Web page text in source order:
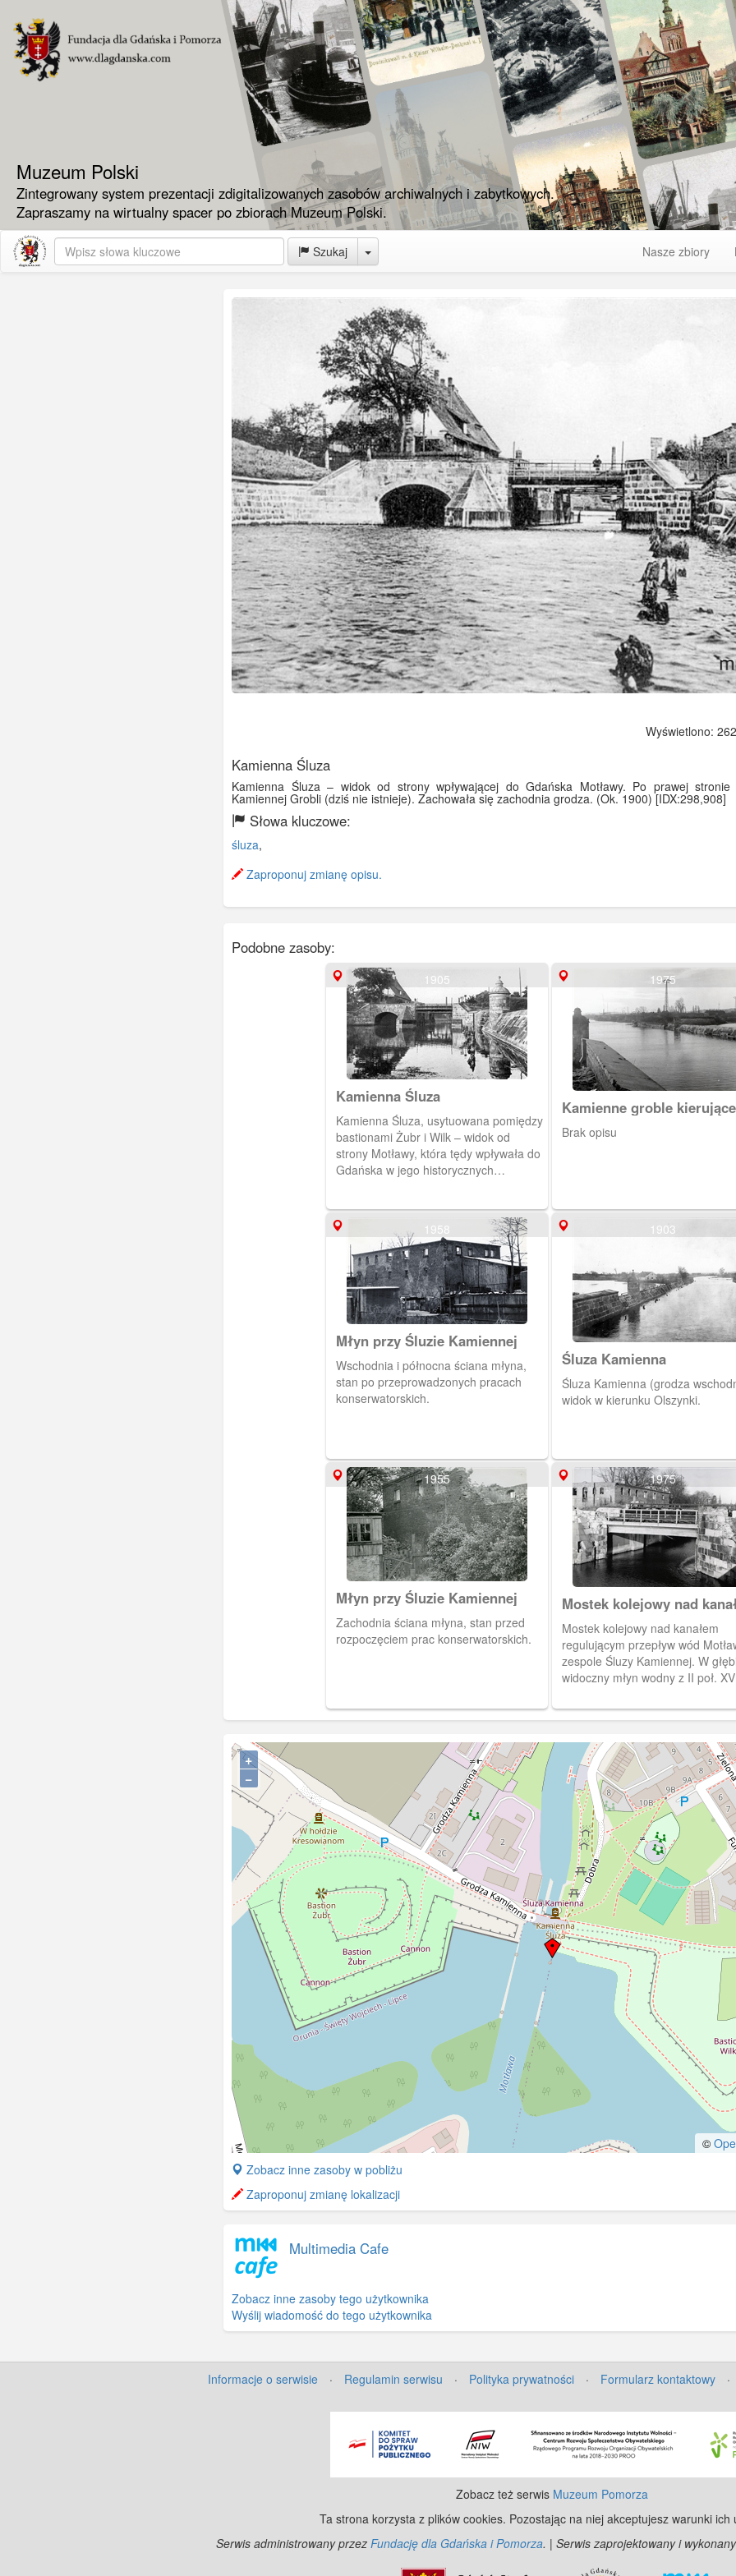
Muzeum Polski
Zintegrowany system prezentacji zdigitalizowanych zasobów archiwalnych i zabytkowych.
Zapraszamy na wirtualny spacer po zbiorach Muzeum Polski.
Szukaj Toggle Dropdown Nasze zbiory
Wyświetlono:
Kamienna Śluza
Kamienna Śluza – widok od strony wpływającej do Gdańska Motławy. Po prawej
Kamiennej Grobli (dziś nie istnieje). Zachowała się zachodnia grodza. (Ok. 1900) [IDX:298,908]
Słowa kluczowe:
śluza,
Zaproponuj zmianę opisu.
Podobne zasoby:
1905
Kamienna Śluza
Kamienna Śluza, usytuowana pomiędzy
bastionami Żubr i Wilk – widok od
strony Motławy, która tędy wpływała do
Gdańska w jego historycznych
1975
Kamienne groble kierujące
wody Motławy w stronę
Kamiennej
Brak opisu
1958
Młyn przy Śluzie Kamiennej
Wschodnia i północna ściana młyna,
stan po przeprowadzonych pracach
konserwatorskich.
1903
Śluza Kamienna
Śluza Kamienna (grodza
widok w kierunku Olszynki.
1955
Młyn przy Śluzie Kamiennej
Zachodnia ściana młyna, stan przed
rozpoczęciem prac konserwatorskich.
1975
Mostek kolejowy nad
wód Motławy
Mostek kolejowy nad kanałem
regulującym przepływ wód
zespole Śluzy Kamiennej. W
widoczny młyn wodny z II poł.
dawnej gazowni znajdującej się
+
−
©
+
−
©
Zobacz inne zasoby w pobliżu
Zaproponuj zmianę lokalizacji
Multimedia Cafe
Zobacz inne zasoby tego użytkownika
Wyślij wiadomość do tego użytkownika
Informacje o serwisie · Regulamin serwisu · Polityka prywatności · Formularz kontaktowy ·
Zobacz też serwis Muzeum Pomorza
Ta strona korzysta z plików cookies. Pozostając na niej akceptujesz warunki ich
Serwis administrowany przez Fundację dla Gdańska i Pomorza. | Serwis zaprojektowany i